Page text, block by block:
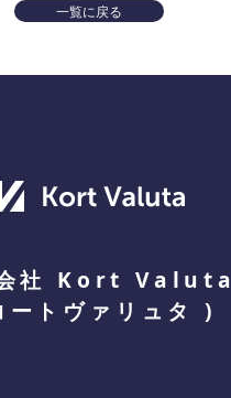
一覧に戻る
社 Kort Valuta
ートヴァリュタ )